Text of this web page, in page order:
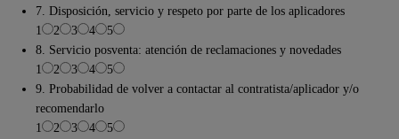
7. Disposición, servicio y respeto por parte de los aplicadores
1
2 3 4
5
8. Servicio posventa: atención de reclamaciones y novedades
1
2 3 4
5
9. Probabilidad de volver a contactar al contratista/aplicador y/o
recomendarlo
1
2 3 4
5